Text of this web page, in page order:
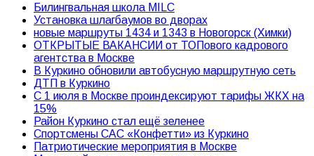
Билингвальная школа MILC
Установка шлагбаумов во дворах
новые маршруты 1434 и 1343 в Новогорск (Химки)
ОТКРЫТЫЕ ВАКАНСИИ от ТОПового кадрового
агентства в Москве
В Куркино обновили автобусную маршрутную сеть
ДТП в Куркино
С 1 июля в Москве проиндексируют тарифы ЖКХ на
15%
Район Куркино стал ещё зеленее
Спортсмены САС «Конфетти» из Куркино
Патриотические мероприятия в Москве